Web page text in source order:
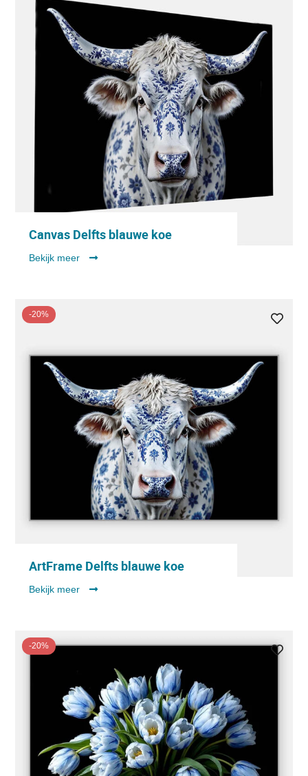
Canvas Delfts blauwe koe
Bekijk meer
-20%
ArtFrame Delfts blauwe koe
Bekijk meer
-20%